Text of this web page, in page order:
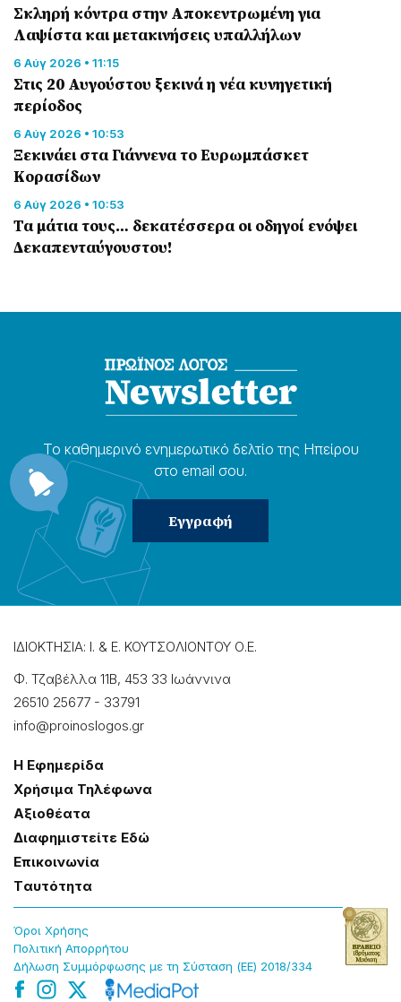
Σκληρή κόντρα στην Αποκεντρωμένη για
Λαψίστα και μετακινήσεις υπαλλήλων
6 Αύγ 2026 • 11:15
Στις 20 Αυγούστου ξεκινά η νέα κυνηγετική
περίοδος
6 Αύγ 2026 • 10:53
Ξεκινάει στα Γιάννενα το Ευρωμπάσκετ
Κορασίδων
6 Αύγ 2026 • 10:53
Τα μάτια τους… δεκατέσσερα οι οδηγοί ενόψει
Δεκαπενταύγουστου!
Το καθημερɩνό ενημερωτɩκό δελτίο της Ηπείρου
στο email σου.
ΙΔΙΟΚΤΗΣΙΑ: Ι. & Ε. ΚΟΥΤΣΟΛΙΟΝΤΟΥ Ο.Ε.
Φ. Τζαβέλλα 11Β, 453 33 Ιωάννɩνα
26510 25677 - 33791
info@proinoslogos.gr
Η Εφημερίδα
Χρήσɩμα Τηλέφωνα
Αξɩοθέατα
Δɩαφημɩστείτε Εδώ
Επɩκοɩνωνία
Tαυτότητα
Όροɩ Χρήσης
Πολɩτɩκή Απορρήτου
Δήλωση Συμμόρφωσης με τη Σύσταση (ΕΕ) 2018/334